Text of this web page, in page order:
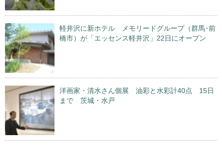
軽井沢に新ホテル メモリードグループ（群馬･前
橋市）が「エッセンス軽井沢」22日にオープン
洋画家・清水さん個展 油彩と水彩計40点 15日
まで 茨城・水戸